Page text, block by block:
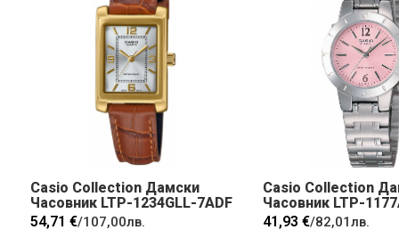
Casio Collection Дамски
Часовник LTP-1234GLL-7ADF
54,71 €/107,00лв.
Casio Collection
Часовник LTP-
41,93 €/82,01лв.